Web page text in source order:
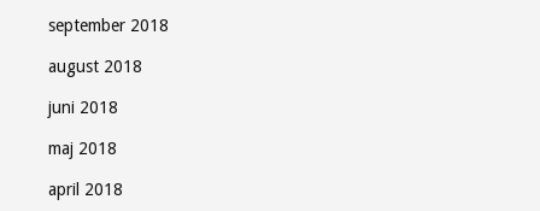
september 2018
august 2018
juni 2018
maj 2018
april 2018